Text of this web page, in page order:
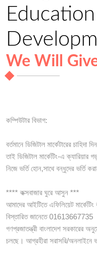
We Will
কম্পিউটার বিভাগ:
বর্তমানে ডিজিটাল মার্কেটারের চাহিদা
তাই ডিজিটাল মার্কেটিং-এ
নিজে ভর্তি হোন,সাথে বন্ধুদের ভর্তি
**** কক্সবাজার ঘুরে আসুন ***
আমাদের আইটিতে এফিলিয়েট
বিস্তারিত জানেতে 01613667735
গণপ্রজাতন্ত্রী বাংলাদেশ সরকারের
চলছে। আগ্রহীরা সরাসরি/অনলাইনে